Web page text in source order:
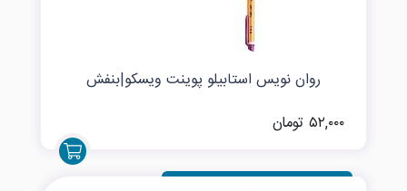
روان نویس استابیلو پوینت ویسکو|بنفش
۵۲,۰۰۰ تومان